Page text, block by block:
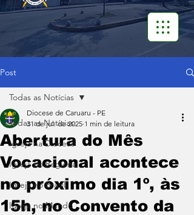
Post
Todas as Notícias
Igreja na Diocese
Igreja no Regional
Igreja no Brasil
Igreja no Mundo
Todas as Notícias
Abertura do Mês
Vocacional acontece
no próximo dia 1º, às
15h, no Convento da
Diocese de Caruaru - PE
31 de jul. de 2025 1 min de leitura